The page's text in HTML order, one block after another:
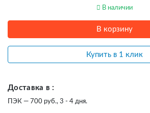
В наличии
В корзину
Купить в 1 клик
Доставка в :
ПЭК — 700 руб., 3 - 4 дня.